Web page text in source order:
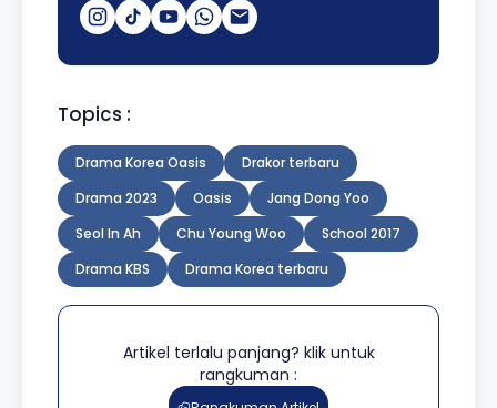
Topics :
Drama Korea Oasis
Drakor terbaru
Drama 2023
Oasis
Jang Dong Yoo
Seol In Ah
Chu Young Woo
School 2017
Drama KBS
Drama Korea terbaru
Artikel terlalu panjang? klik untuk
rangkuman :